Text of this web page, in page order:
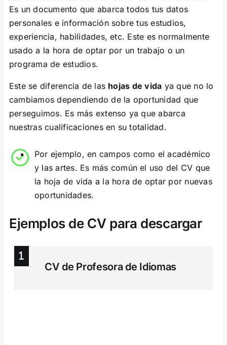
Es un documento que abarca todos tus datos
personales e información sobre tus estudios,
experiencia, habilidades, etc. Este es normalmente
usado a la hora de optar por un trabajo o un
programa de estudios.
Este se diferencia de las hojas de vida ya que no lo
cambiamos dependiendo de la oportunidad que
perseguimos. Es más extenso ya que abarca
nuestras cualificaciones en su totalidad.
Por ejemplo, en campos como el académico
y las artes. Es más común el uso del CV que
la hoja de vida a la hora de optar por nuevas
oportunidades.
Ejemplos de CV para descargar
CV de Profesora de Idiomas